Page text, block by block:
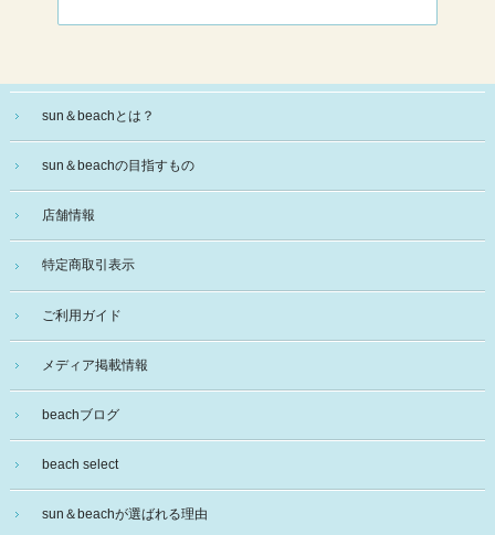
sun＆beachとは？
sun＆beachの目指すもの
店舗情報
特定商取引表示
ご利用ガイド
メディア掲載情報
beachブログ
beach select
sun＆beachが選ばれる理由